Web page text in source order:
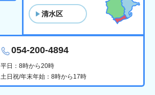
清水区
054-200-4894
平日：8時から20時
土日祝/年末年始：8時から17時